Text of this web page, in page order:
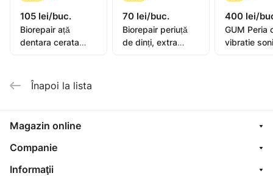
105 lei/buc.
Biorepair ață
dentara cerata
70 lei/buc.
Biorepair periuță
de dinți, extra
400 lei/
GUM Peria
vibratie
Înapoi la lista
Magazin online
Companie
Informaţii